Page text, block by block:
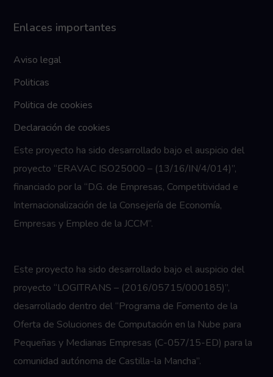
Enlaces importantes
Aviso legal
Politicas
Politica de cookies
Declaración de cookies
Este proyecto ha sido desarrollado bajo el auspicio del
proyecto “ERAVAC ISO25000 – (13/16/IN/4/014)”,
financiado por la “D.G. de Empresas, Competitividad e
Internacionalización de la Consejería de Economía,
Empresas y Empleo de la JCCM”.
Este proyecto ha sido desarrollado bajo el auspicio del
proyecto “LOGITRANS – (2016/05715/000185)”,
desarrollado dentro del “Programa de Fomento de la
Oferta de Soluciones de Computación en la Nube para
Pequeñas y Medianas Empresas (C-057/15-ED) para la
comunidad autónoma de Castilla-la Mancha”.